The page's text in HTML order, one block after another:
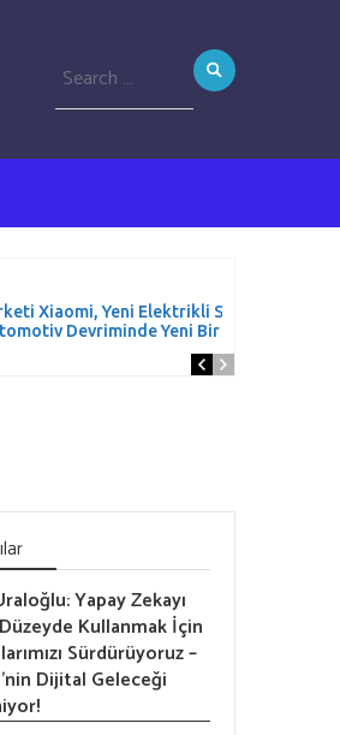
Search
Xiaomi, Yeni Elektrikli SUV
Devriminde Yeni Bir
Yapay Zekayı
Kullanmak İçin
Sürdürüyoruz –
Dijital Geleceği